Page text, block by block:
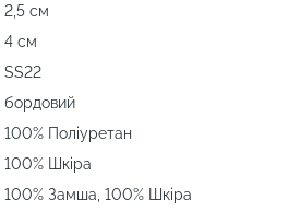
2,5 см
4 см
SS22
бордовий
100% Поліуретан
100% Шкіра
100% Замша, 100% Шкіра